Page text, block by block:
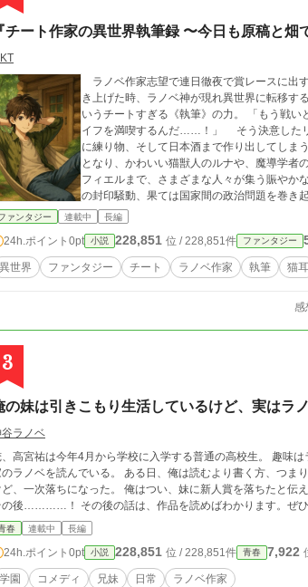
チート作家の異世界執筆録 〜今日も原稿と畑
ラノベ作家志望で連日徹夜で賞レースに出
き上げた時、ラノベ神が現れ異世界に転移
いうチートすぎる《執筆》の力。 「もう戦
イフを満喫するんだ……！」 そう決意したリュウは、森のログハウスを拠点に畑を耕し、味噌や醤油、おにぎり
に練り物、そして日本酒まで作り出してし
となり、かわいい猫獣人のルナや、魔導学者
フィエルまで、さまざまな人々が集う賑やかな拠点へと変貌していく。
の封印騒動、果ては国家間の政治問題を巻き起こ
はずのスローライフはどこへやら。 増え続
を変える”をモットーに、筆一本で異世界を
ァンタジー 連載中 長編
24h.ポイント 0pt 小説 228,851 位 / 228,851件 ファンタジー
異世界 ファンタジー チート ラノベ作家 執筆 猫耳
感
3
の妹は引きこもり生活しているけど、実はラ
ラノベ
宮祐は今年4月から学校に入学する普通の高校生。 趣味はラノベを読むこと。新人作家のラノベを読んだり、有名作家や人気作
ラノベを読んでいる。 ある日、俺は読むより書く方、つま
ちになった。 俺はつい、妹に新人賞を落ちたと伝える。 すると、妹からメッセージが届き俺はその内容を見て驚いた。
の後…………！ その後の話は、作品を読めばわかります。ぜ
春 連載中 長編
24h.ポイント 0pt 小説 228,851 位 / 228,851件 青春 7,922
学園 コメディ 兄妹 日常 ラノベ作家